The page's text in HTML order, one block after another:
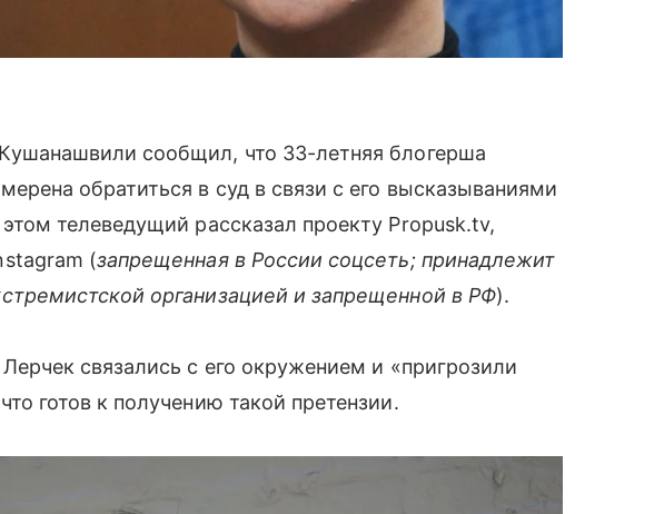
сообщил, что 33-летняя блогерша
обратиться в суд в связи с его высказываниями
телеведущий рассказал проекту Propusk.tv,
(запрещенная в России соцсеть; принадлежит
организацией и запрещенной в РФ).
связались с его окружением и «пригрозили
готов к получению такой претензии.